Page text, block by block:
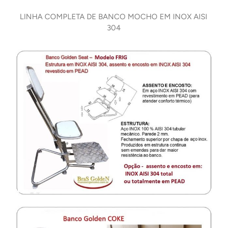
LINHA COMPLETA DE BANCO MOCHO EM INOX AISI
304